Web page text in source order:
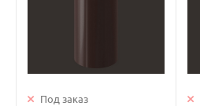
Под заказ